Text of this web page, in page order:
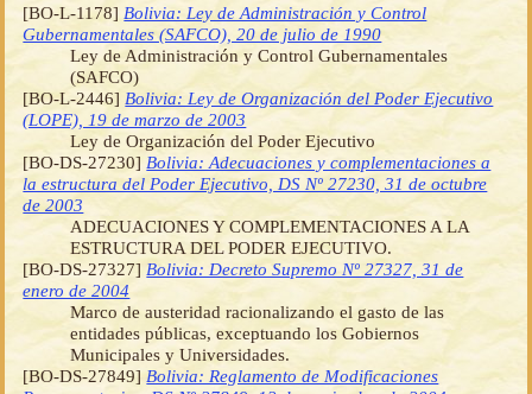
[BO-L-1178] Bolivia: Ley de Administración y Control
Gubernamentales (SAFCO), 20 de julio de 1990
Ley de Administración y Control Gubernamentales
(SAFCO)
[BO-L-2446] Bolivia: Ley de Organización del Poder Ejecutivo
(LOPE), 19 de marzo de 2003
Ley de Organización del Poder Ejecutivo
[BO-DS-27230] Bolivia: Adecuaciones y complementaciones a
la estructura del Poder Ejecutivo, DS Nº 27230, 31 de octubre
de 2003
ADECUACIONES Y COMPLEMENTACIONES A LA
ESTRUCTURA DEL PODER EJECUTIVO.
[BO-DS-27327] Bolivia: Decreto Supremo Nº 27327, 31 de
enero de 2004
Marco de austeridad racionalizando el gasto de las
entidades públicas, exceptuando los Gobiernos
Municipales y Universidades.
[BO-DS-27849] Bolivia: Reglamento de Modificaciones